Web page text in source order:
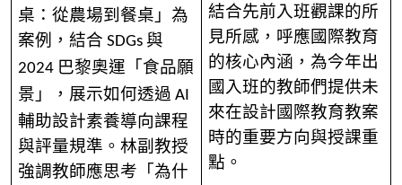
桌：從農場到餐桌」為
案例，結合 SDGs與
2024 巴黎奧運「食品願
景」，展示如何透過 AI
輔助設計素養導向課程
與評量規準。林副教授
強調教師應思考「為什
結合先前入班觀課的所
見所感，呼應國際教育
的核心內涵，為今年出
國入班的教師們提供未
來在設計國際教育教案
時的重要方向與授課重
點。